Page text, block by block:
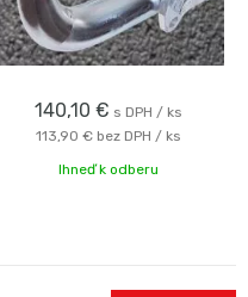
140,10 € s DPH / ks
113,90 € bez DPH / ks
Ihneď k odberu